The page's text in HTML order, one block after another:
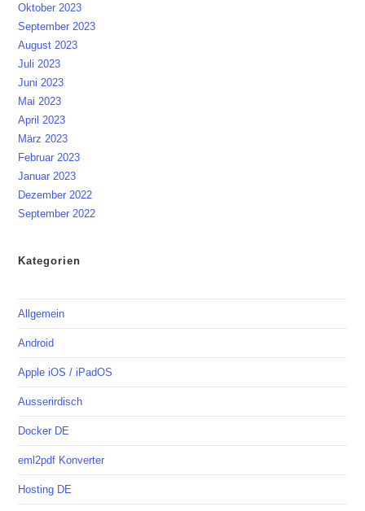
Oktober 2023
September 2023
August 2023
Juli 2023
Juni 2023
Mai 2023
April 2023
März 2023
Februar 2023
Januar 2023
Dezember 2022
September 2022
Kategorien
Allgemein
Android
Apple iOS / iPadOS
Ausserirdisch
Docker DE
eml2pdf Konverter
Hosting DE